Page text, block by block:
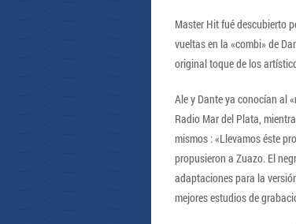
Master Hit fué descubierto
vueltas en la «combi» de
original toque de los
Ale y Dante ya conocían al
Radio Mar del Plata,
mismos : «Llevamos éste
propusieron a Zuazo. El
adaptaciones para la
mejores estudios de